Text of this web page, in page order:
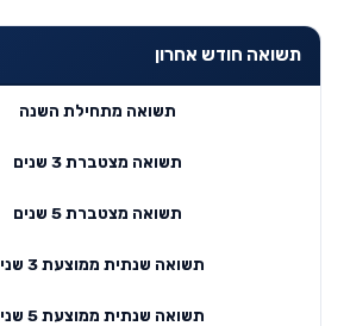
תשואה חודש אחרון
תשואה מתחילת השנה
תשואה מצטברת 3 שנים
תשואה מצטברת 5 שנים
תשואה שנתית ממוצעת 3 שנים
תשואה שנתית ממוצעת 5 שנים